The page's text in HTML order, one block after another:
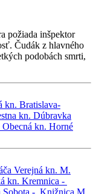
požiada inšpektor
Čudák z hlavného
podobách smrti,
kn. Bratislava-
kn. Dúbravka
Obecná kn. Horné
Verejná kn. M.
kn. Kremnica -
Sobota - Knižnica M.